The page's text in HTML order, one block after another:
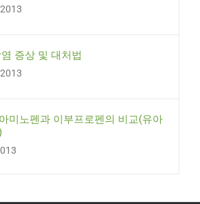
증상 및 대처법
미노펜과 이부프로펜의 비교(유아